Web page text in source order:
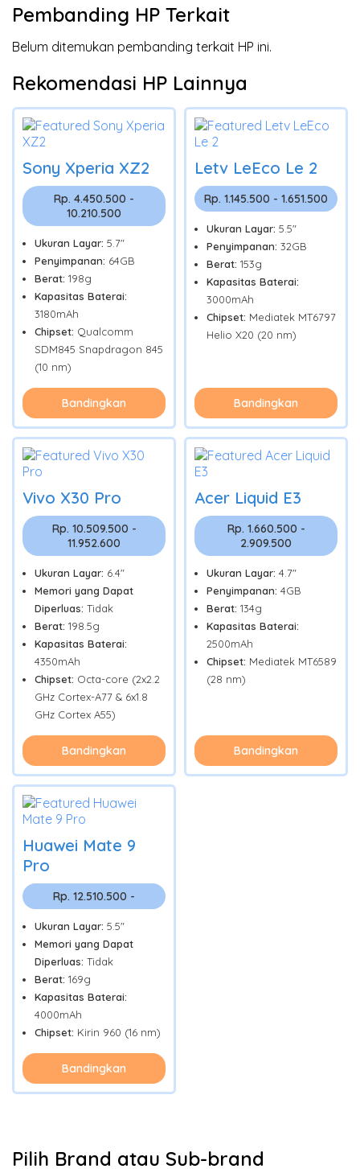
Pembanding HP Terkait
Belum ditemukan pembanding terkait HP ini.
Rekomendasi HP Lainnya
Sony Xperia XZ2
Rp. 4.450.500 -
10.210.500
Ukuran Layar: 5.7"
Penyimpanan: 64GB
Berat: 198g
Kapasitas Baterai:
3180mAh
Chipset: Qualcomm
SDM845 Snapdragon 845
(10 nm)
Bandingkan
Letv LeEco Le 2
Rp. 1.145.500 - 1.651.500
Ukuran Layar: 5.5"
Penyimpanan: 32GB
Berat: 153g
Kapasitas Baterai:
3000mAh
Chipset: Mediatek MT6797
Helio X20 (20 nm)
Bandingkan
Vivo X30 Pro
Rp. 10.509.500 -
11.952.600
Ukuran Layar: 6.4"
Memori yang Dapat
Diperluas: Tidak
Berat: 198.5g
Kapasitas Baterai:
4350mAh
Chipset: Octa-core (2x2.2
GHz Cortex-A77 & 6x1.8
GHz Cortex A55)
Bandingkan
Acer Liquid E3
Rp. 1.660.500 -
2.909.500
Ukuran Layar: 4.7"
Penyimpanan: 4GB
Berat: 134g
Kapasitas Baterai:
2500mAh
Chipset: Mediatek MT6589
(28 nm)
Bandingkan
Huawei Mate 9
Pro
Rp. 12.510.500 -
Ukuran Layar: 5.5"
Memori yang Dapat
Diperluas: Tidak
Berat: 169g
Kapasitas Baterai:
4000mAh
Chipset: Kirin 960 (16 nm)
Bandingkan
Pilih Brand atau Sub-brand